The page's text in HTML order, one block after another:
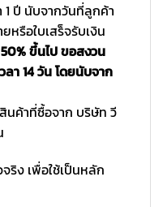
1 ปี นับจากวันที่ลูกค้า
หรือใบเสร็จรับเงิน
ขึ้นไป ขอสงวน
ลา 14 วัน โดยนับจาก
นค้าที่ซื้อจาก บริษัท วี
ริง เพื่อใช้เป็นหลัก